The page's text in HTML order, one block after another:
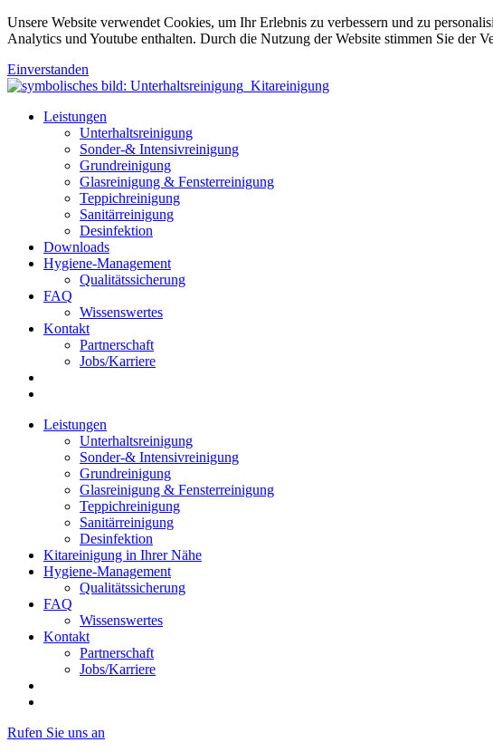
Unsere Website verwendet Cookies, um Ihr Erlebnis zu verbessern und zu
Analytics und Youtube enthalten. Durch die Nutzung der Website stimmen Sie der
Einverstanden
Leistungen
Unterhaltsreinigung
Sonder-& Intensivreinigung
Grundreinigung
Glasreinigung & Fensterreinigung
Teppichreinigung
Sanitärreinigung
Desinfektion
Downloads
Hygiene-Management
Qualitätssicherung
FAQ
Wissenswertes
Kontakt
Partnerschaft
Jobs/Karriere
Leistungen
Unterhaltsreinigung
Sonder-& Intensivreinigung
Grundreinigung
Glasreinigung & Fensterreinigung
Teppichreinigung
Sanitärreinigung
Desinfektion
Kitareinigung in Ihrer Nähe
Hygiene-Management
Qualitätssicherung
FAQ
Wissenswertes
Kontakt
Partnerschaft
Jobs/Karriere
Rufen Sie uns an